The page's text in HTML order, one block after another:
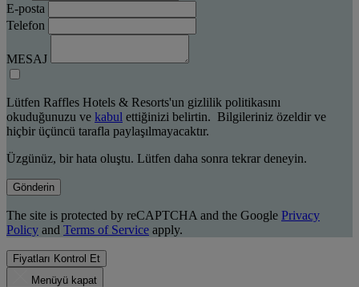
E-posta
Telefon
MESAJ
Lütfen Raffles Hotels & Resorts'un gizlilik politikasını
okuduğunuzu ve kabul ettiğinizi belirtin. Bilgileriniz özeldir ve
hiçbir üçüncü tarafla paylaşılmayacaktır.
Üzgünüz, bir hata oluştu. Lütfen daha sonra tekrar deneyin.
Gönderin
The site is protected by reCAPTCHA and the Google Privacy
Policy and Terms of Service apply.
Fiyatları Kontrol Et
Menüyü kapat